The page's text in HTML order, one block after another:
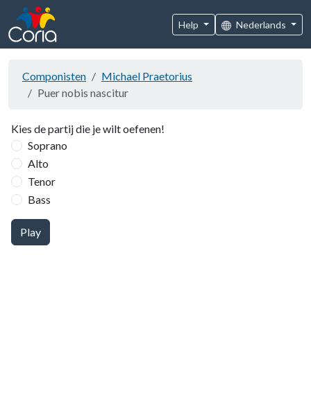
Help Nederlands
Componisten
Michael Praetorius
Puer nobis nascitur
Kies de partij die je wilt oefenen!
Soprano
Alto
Tenor
Bass
Play